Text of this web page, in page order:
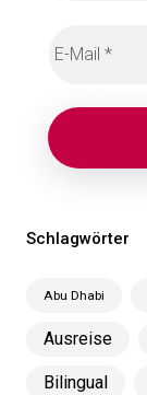
Schlagwörter
Abu Dhabi
Ausreise
Bilingual